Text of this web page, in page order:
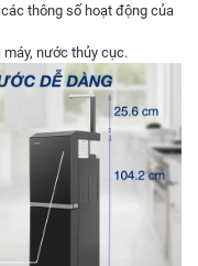
thông số hoạt động của
nước thủy cục.